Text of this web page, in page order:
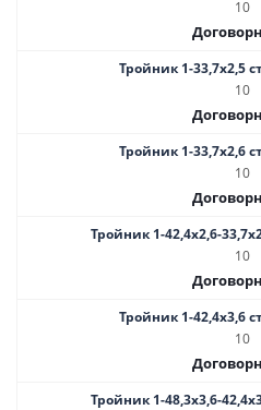
10
Тройник 1-33,7х2,5
10
Тройник 1-33,7х2,6
10
Тройник 1-42,4х2,6-
10
Тройник 1-42,4х3,6
10
Тройник 1-48,3х3,6-